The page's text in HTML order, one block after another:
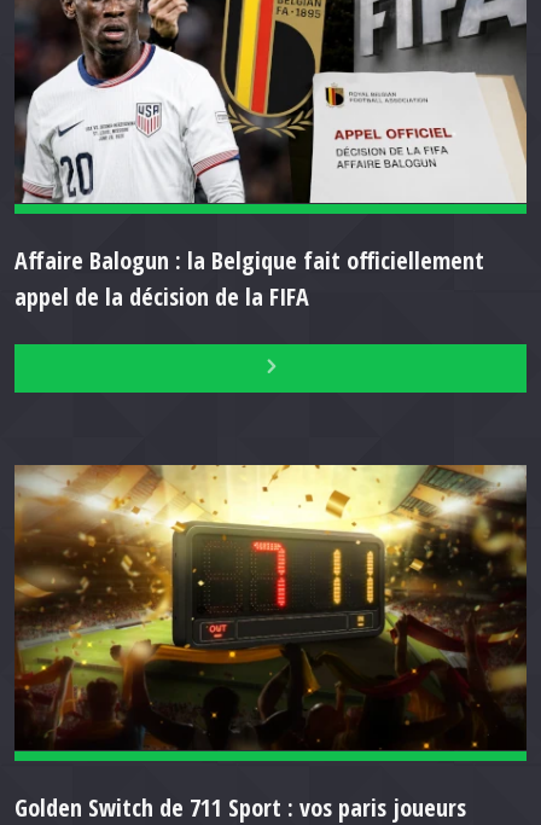
Affaire Balogun : la Belgique fait officiellement
appel de la décision de la FIFA
Golden Switch de 711 Sport : vos paris joueurs